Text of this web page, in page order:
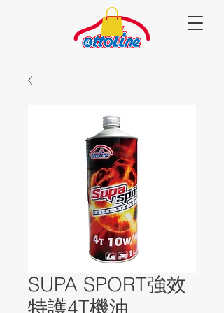
SUPA SPORT強效
特護4T機油